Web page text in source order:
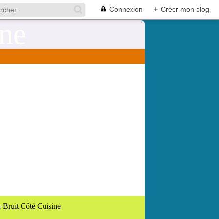
Connexion + Créer mon blog